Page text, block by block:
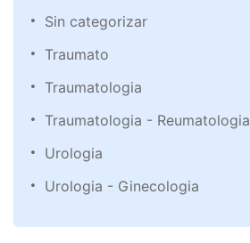
Sin categorizar
Traumato
Traumatologia
Traumatologia - Reumatologia
Urologia
Urologia - Ginecologia